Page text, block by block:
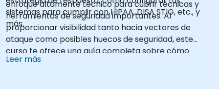
sistemas para cumplir con HIPAA, DISA STIG, etc., y
más.
enfoque altamente técnico para cubrir técnicas y
herramientas de seguridad importantes. Al
proporcionar visibilidad tanto hacia vectores de
ataque como posibles huecos de seguridad, este
curso te ofrece una guía completa sobre cómo
mitigar los riesgos de seguridad en cualquier entorno
Leer más